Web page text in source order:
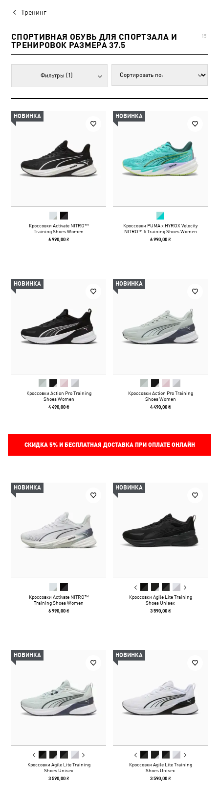
Тренинг
СПОРТИВНАЯ ОБУВЬ ДЛЯ СПОРТЗАЛА И
ТРЕНИРОВОК РАЗМЕРА 37.5
15
Фильтры (1)
НОВИНКА
Кроссовки Activate NITRO™
Training Shoes Women
6 990,00 ₴
НОВИНКА
Кроссовки PUMA x HYROX Velocity
NITRO™ 5 Training Shoes Women
6 990,00 ₴
НОВИНКА
Кроссовки Action Pro Training
Shoes Women
4 490,00 ₴
НОВИНКА
Кроссовки Action Pro Training
Shoes Women
4 490,00 ₴
СКИДКА 5%И БЕСПЛАТНАЯ ДОСТАВКА ПРИ ОПЛАТЕ ОНЛАЙН
НОВИНКА
Кроссовки Activate NITRO™
Training Shoes Women
6 990,00 ₴
НОВИНКА
Кроссовки Agile Lite Training
Shoes Unisex
3 590,00 ₴
НОВИНКА
Кроссовки Agile Lite Training
Shoes Unisex
3 590,00 ₴
НОВИНКА
Кроссовки Agile Lite Training
Shoes Unisex
3 590,00 ₴